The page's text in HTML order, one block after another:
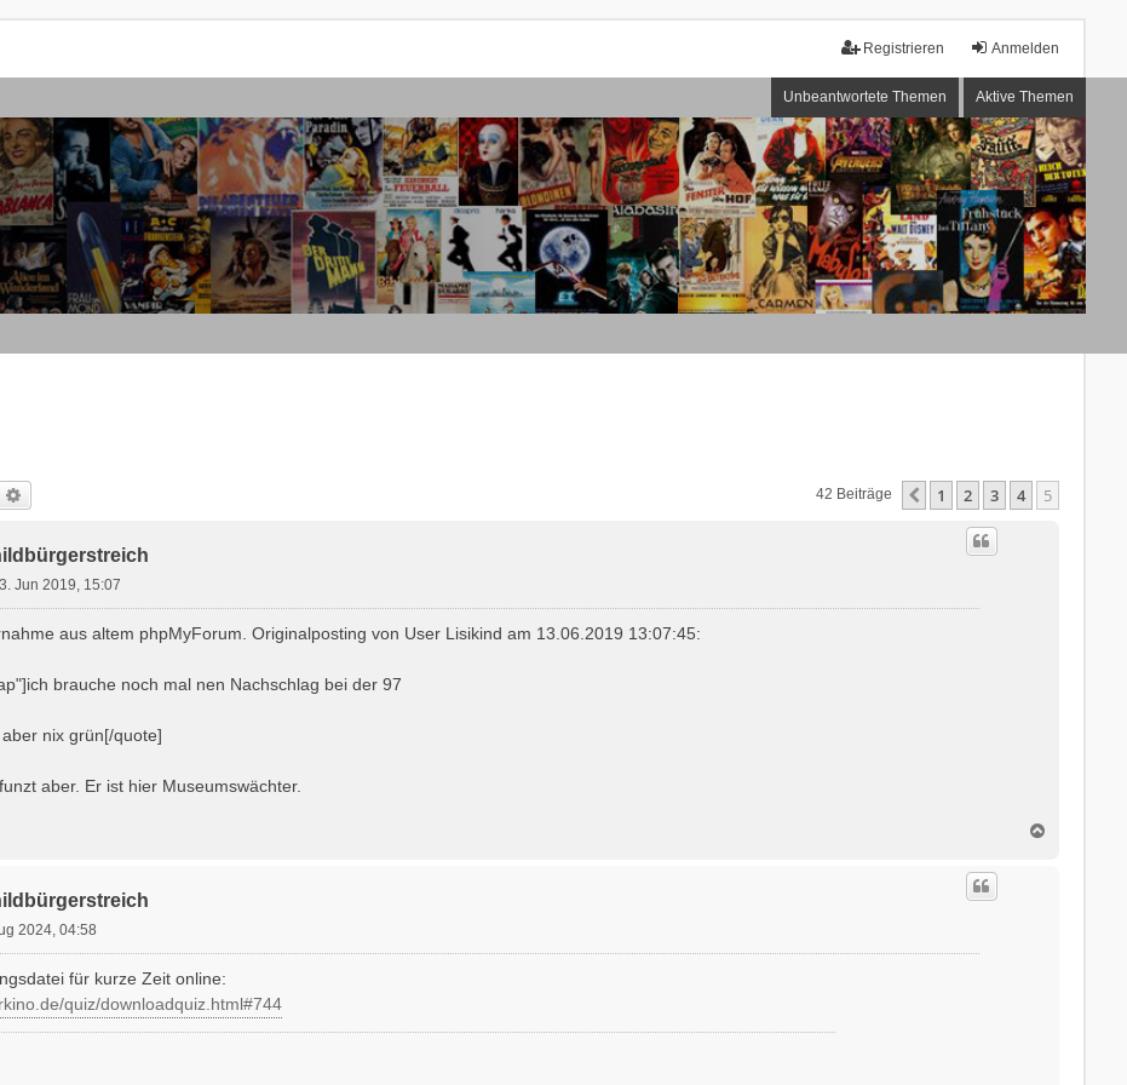
Anmelden
Registrieren
Unbeantwortete Themen Aktive Themen
42 Beiträge Vorherige
1 2 3 4 5
Jun 2019, 15:07
aus altem phpMyForum. Originalposting von User Lisikind am 13.06.2019 13:07:45:
brauche noch mal nen Nachschlag bei der 97
nix grün[/quote]
aber. Er ist hier Museumswächter.
2024, 04:58
für kurze Zeit online:
quiz/downloadquiz.html#744